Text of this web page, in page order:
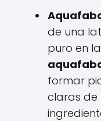
de una
puro en
formar
claras de